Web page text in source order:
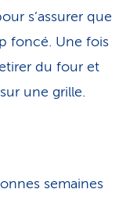
s’assurer que
foncé. Une fois
du four et
une grille.
semaines